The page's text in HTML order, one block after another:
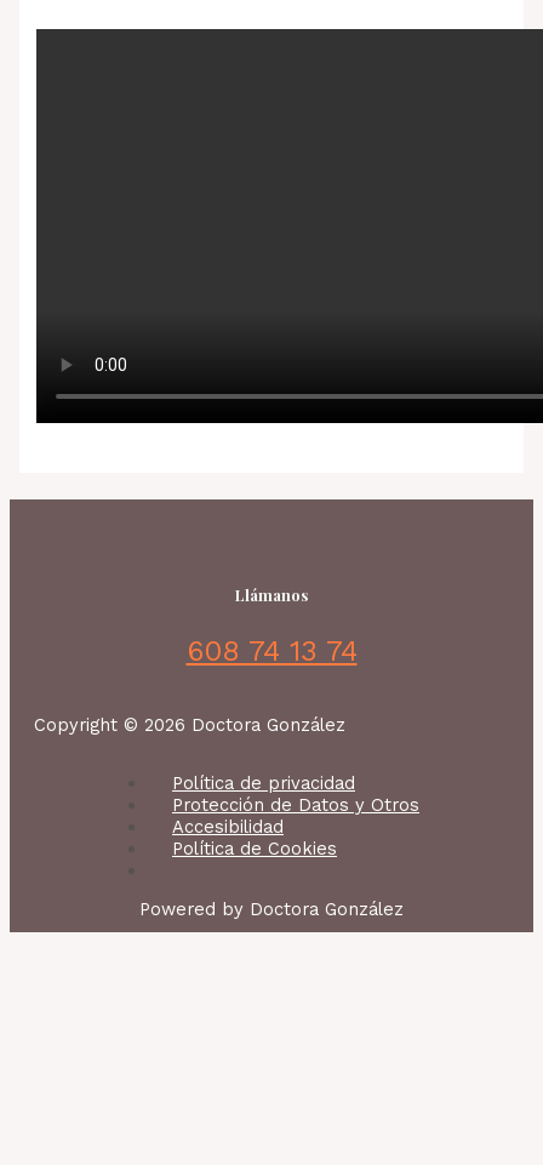
Llámanos
608 74 13 74
Copyright © 2026 Doctora González
Política de privacidad
Protección de Datos y Otros
Accesibilidad
Política de Cookies
Powered by Doctora González